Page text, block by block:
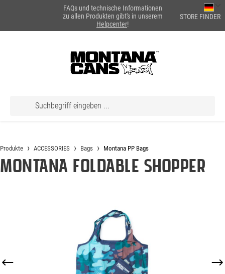
FAQs und technische Informationen
zu allen Produkten gibt's in unserem
Helpcenter!
STORE FINDER
Produkte ACCESSORIES Bags Montana PP Bags
Montana Foldable Shopper